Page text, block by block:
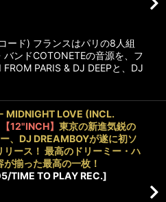
ード) フランスはパリの8人組
バンドCOTONETEの音源を、フ
PARIS & DJ DEEPと、DJ
MIDNIGHT LOVE (INCL.
【12"INCH】 東京の新進気鋭の
、DJ DREAMBOYが遂に初ソ
リース！ 最高のドリーミー・ハ
揃った最高の一枚！
TIME TO PLAY REC.]